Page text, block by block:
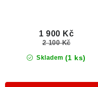
Skladem (1 ks)
1 900 Kč
2 100 Kč